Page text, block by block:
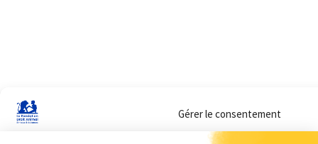
Gérer le consentement